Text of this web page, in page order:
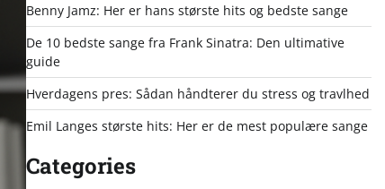
Benny Jamz: Her er hans største hits og bedste sange
De 10 bedste sange fra Frank Sinatra: Den ultimative
guide
Hverdagens pres: Sådan håndterer du stress og travlhed
Emil Langes største hits: Her er de mest populære sange
Categories